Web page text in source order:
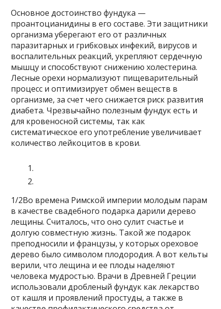
Основное достоинство фундука —
проантоцианидины в его составе. Эти защитники
организма уберегают его от различных
паразитарных и грибковых инфекий, вирусов и
воспалительных реакций, укрепляют сердечную
мышцу и способствуют снижению холестерина.
Лесные орехи нормализуют пищеварительный
процесс и оптимизирует обмен веществ в
организме, за счет чего снижается риск развития
диабета. Чрезвычайно полезным фундук есть и
для кровеносной системы, так как
систематическое его употребление увеличивает
количество лейкоцитов в крови.
1/2Во времена Римской империи молодым парам
в качестве свадебного подарка дарили дерево
лещины. Считалось, что оно сулит счастье и
долгую совместную жизнь. Такой же подарок
преподносили и французы, у которых ореховое
дерево было символом плодородия. А вот кельты
верили, что лещина и ее плоды наделяют
человека мудростью. Врачи в Древней Греции
использовали дробленый фундук как лекарство
от кашля и проявлений простуды, а также в